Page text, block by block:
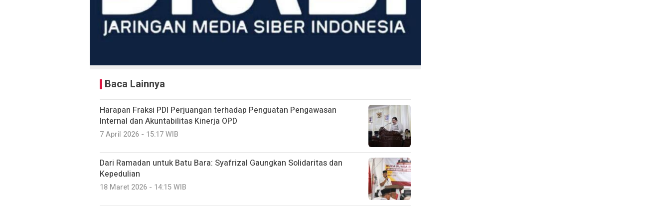
Baca Lainnya
Harapan Fraksi PDI Perjuangan terhadap Penguatan Pengawasan
Internal dan Akuntabilitas Kinerja OPD
7 April 2026 - 15:17 WIB
Dari Ramadan untuk Batu Bara: Syafrizal Gaungkan Solidaritas dan
Kepedulian
18 Maret 2026 - 14:15 WIB